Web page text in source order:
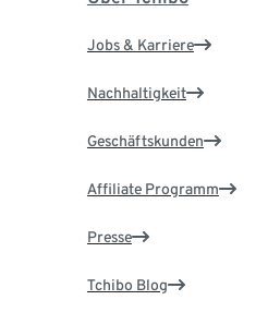
Jobs & Karriere
Nachhaltigkeit
Geschäftskunden
Affiliate Programm
Presse
Tchibo Blog